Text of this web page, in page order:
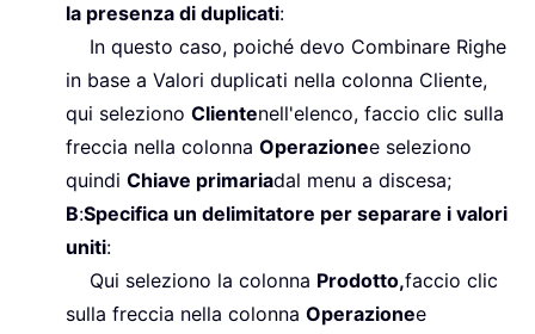
la presenza di duplicati:
In questo caso, poiché devo Combinare Righe
in base a Valori duplicati nella colonna Cliente,
qui seleziono Clientenell'elenco, faccio clic sulla
freccia nella colonna Operazionee seleziono
quindi Chiave primariadal menu a discesa;
B:Specifica un delimitatore per separare i valori
uniti:
Qui seleziono la colonna Prodotto,faccio clic
sulla freccia nella colonna Operazionee